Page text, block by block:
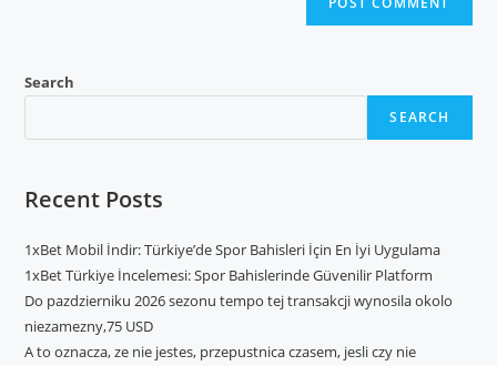
Search
SEARCH
Recent Posts
1xBet Mobil İndir: Türkiye’de Spor Bahisleri İçin En İyi Uygulama
1xBet Türkiye İncelemesi: Spor Bahislerinde Güvenilir Platform
Do pazdzierniku 2026 sezonu tempo tej transakcji wynosila okolo
niezamezny,75 USD
A to oznacza, ze nie jestes, przepustnica czasem, jesli czy nie